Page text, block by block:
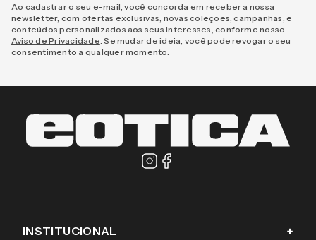
Ao cadastrar o seu e-mail, você concorda em receber a nossa
newsletter, com ofertas exclusivas, novas coleções, campanhas, e
conteúdos personalizados aos seus interesses, conforme nosso
Aviso de Privacidade . Se mudar de ideia, você pode revogar o seu
consentimento a qualquer momento.
INSTITUCIONAL +